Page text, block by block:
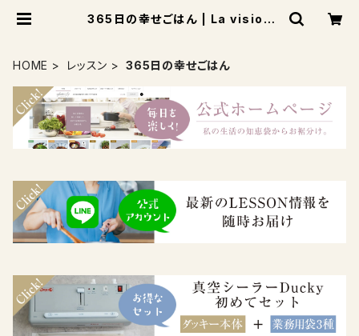
365日の幸せごはん | La vision
HOME レッスン 365日の幸せごはん